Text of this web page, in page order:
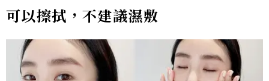
可以擦拭，不建議濕敷